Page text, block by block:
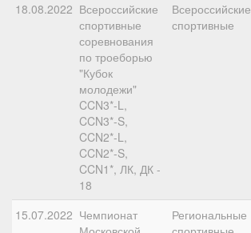
18.08.2022 Всероссийские
спортивные
соревнования
по троеборью
"Кубок
молодежи"
CCN3*-L,
CCN3*-S,
CCN2*-L,
CCN2*-S,
CCN1*, ЛК, ДК -
18
Всероссийские
спортивные
15.07.2022 Чемпионат
Региональные